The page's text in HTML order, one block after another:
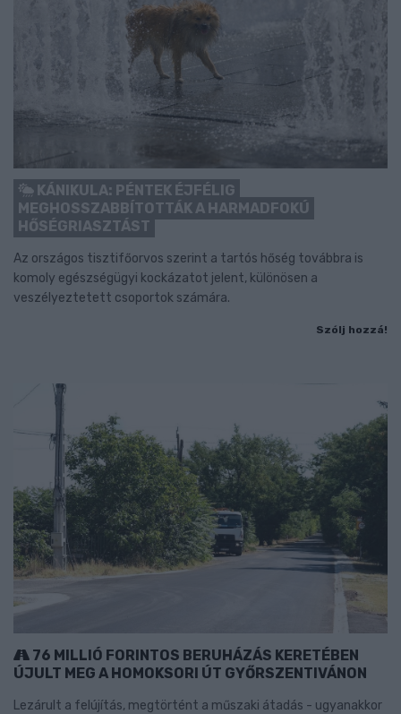
KÁNIKULA: PÉNTEK ÉJFÉLIG
MEGHOSSZABBÍTOTTÁK A HARMADFOKÚ
HŐSÉGRIASZTÁST
Az országos tisztifőorvos szerint a tartós hőség továbbra is
komoly egészségügyi kockázatot jelent, különösen a
veszélyeztetett csoportok számára.
Szólj hozzá!
76 MILLIÓ FORINTOS BERUHÁZÁS KERETÉBEN
ÚJULT MEG A HOMOKSORI ÚT GYŐRSZENTIVÁNON
Lezárult a felújítás, megtörtént a műszaki átadás - ugyanakkor